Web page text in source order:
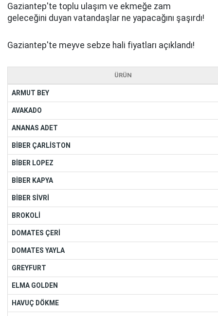
Gaziantep'te toplu ulaşım ve ekmeğe zam
geleceğini duyan vatandaşlar ne yapacağını şaşırdı!
Gaziantep'te meyve sebze hali fiyatları açıklandı!
ÜRÜN
ARMUT BEY
AVAKADO
ANANAS ADET
BİBER ÇARLİSTON
BİBER LOPEZ
BİBER KAPYA
BİBER SİVRİ
BROKOLİ
DOMATES ÇERİ
DOMATES YAYLA
GREYFURT
ELMA GOLDEN
HAVUÇ DÖKME